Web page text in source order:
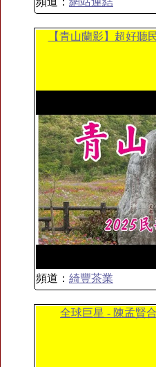
【青山蘭影】超好聽
頻道： 綺豐茶業
全球巨星 - 陳孟賢